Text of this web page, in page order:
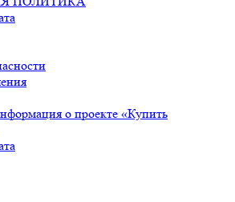
о проекте «Купить